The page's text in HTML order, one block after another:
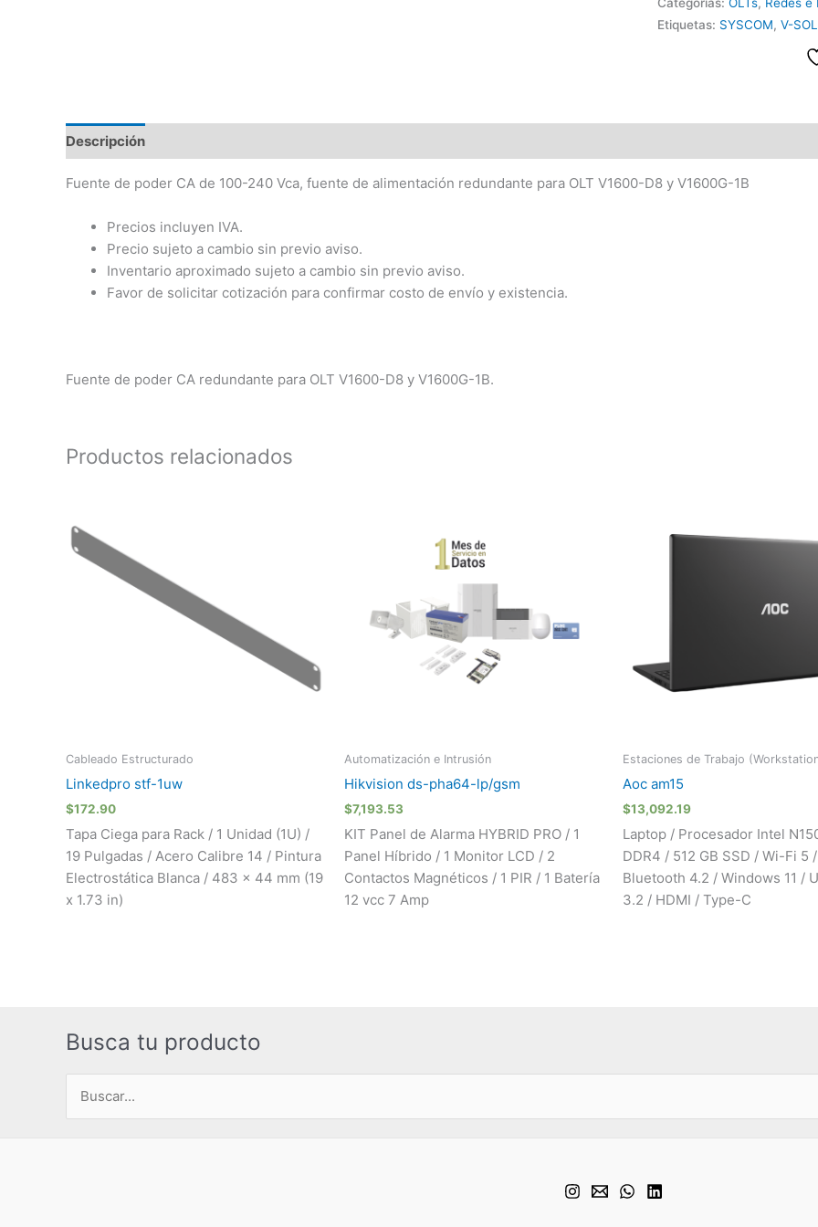
Categorías: OLTs, Redes e
Etiquetas: SYSCOM, V-SOL
Descripción
Fuente de poder CA de 100-240 Vca, fuente de alimentación redundante para OLT V1600-D8 y V1600G-1B
Precios incluyen IVA.
Precio sujeto a cambio sin previo aviso.
Inventario aproximado sujeto a cambio sin previo aviso.
Favor de solicitar cotización para confirmar costo de envío y existencia.
Fuente de poder CA redundante para OLT V1600-D8 y V1600G-1B.
Productos relacionados
Cableado Estructurado
Linkedpro stf-1uw
$172.90
Tapa Ciega para Rack / 1 Unidad (1U) /
19 Pulgadas / Acero Calibre 14 / Pintura
Electrostática Blanca / 483 x 44 mm (19
x 1.73 in)
Automatización e Intrusión
Hikvision ds-pha64-lp/gsm
$7,193.53
KIT Panel de Alarma HYBRID PRO / 1
Panel Híbrido / 1 Monitor LCD / 2
Contactos Magnéticos / 1 PIR / 1 Batería
12 vcc 7 Amp
Estaciones de Trabajo
Aoc am15
$13,092.19
Laptop / Procesador Intel
DDR4 / 512 GB SSD / Wi-Fi 5 /
Bluetooth 4.2 / Windows 11 /
3.2 / HDMI / Type-C
Busca tu producto
Buscar
por: